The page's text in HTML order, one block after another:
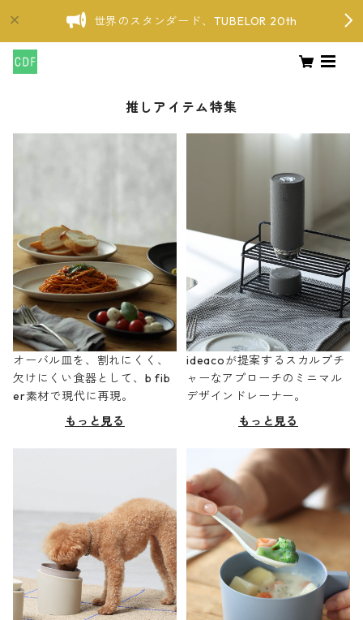
世界のスタンダード、TUBELOR 20th
推しアイテム特集
オーバル皿を、割れにくく、
欠けにくい食器として、b fib
er素材で現代に再現。
もっと見る
ideacoが提案するスカルプチ
ャーなアプローチのミニマル
デザインドレーナー。
もっと見る